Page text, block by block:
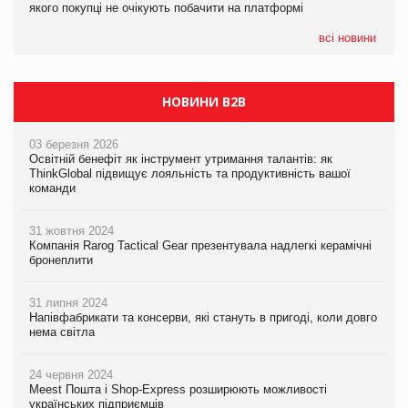
якого покупці не очікують побачити на платформі
всі новини
Мережа супермаркетів VARUS купує мережу магазинів
НОВИНИ B2B
03 березня 2026
Освітній бенефіт як інструмент утримання талантів: як
ThinkGlobal підвищує лояльність та продуктивність вашої
команди
31 жовтня 2024
Компанія Rarog Tactical Gear презентувала надлегкі керамічні
бронеплити
31 липня 2024
Напівфабрикати та консерви, які стануть в пригоді, коли довго
нема світла
24 червня 2024
Meest Пошта і Shop-Express розширюють можливості
українських підприємців